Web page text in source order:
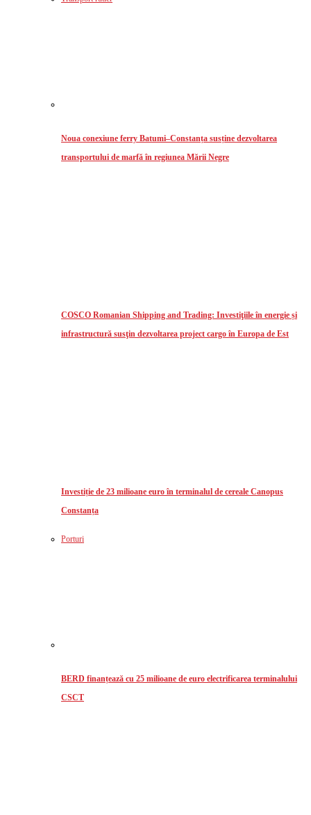
Noua conexiune ferry Batumi–Constanța susține dezvoltarea
transportului de marfă în regiunea Mării Negre
COSCO Romanian Shipping and Trading: Investiţiile în energie și
infrastructură susţin dezvoltarea project cargo în Europa de Est
Investiție de 23 milioane euro în terminalul de cereale Canopus
Constanța
Porturi
BERD finanțează cu 25 milioane de euro electrificarea terminalului
CSCT